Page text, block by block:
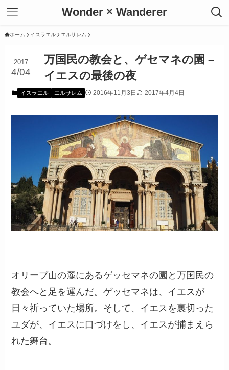
Wonder × Wanderer
ホーム イスラエル エルサレム
万国民の教会と、ゲセマネの園 –
イエスの最後の夜
2017
4/04
イスラエル エルサレム 2016年11月3日 2017年4月4日
オリーブ山の麓にあるゲッセマネの園と万国民の
教会へと足を運んだ。ゲッセマネは、イエスが
日々祈っていた場所。そして、イエスを裏切った
ユダが、イエスに口づけをし、イエスが捕まえら
れた舞台。